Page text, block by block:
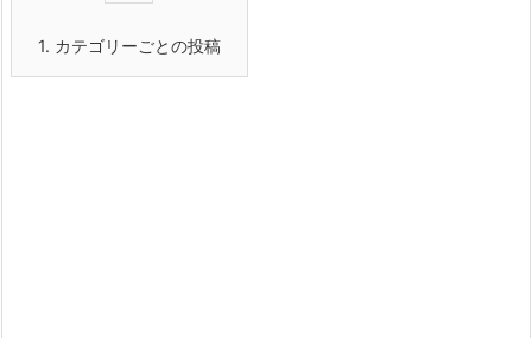
1. カテゴリーごとの投稿